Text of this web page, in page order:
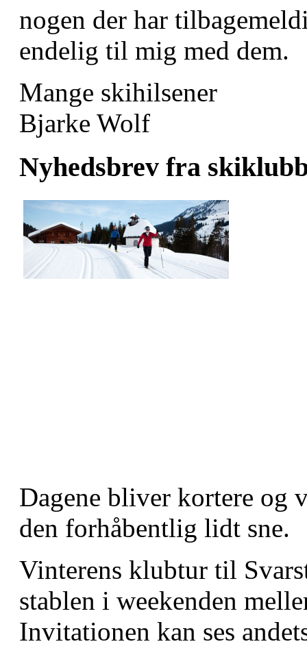
nogen der har
endelig til mig med dem.
Mange skihilsener
Bjarke Wolf
Nyhedsbrev fra
Dagene bliver kortere og
den forhåbentlig lidt sne.
Vinterens klubtur til
stablen i weekenden
Invitationen kan ses